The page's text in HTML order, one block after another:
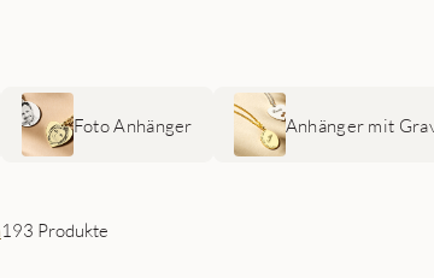
Foto Anhänger Anhänger mit
193 Produkte